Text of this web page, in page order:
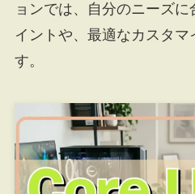
ョンでは、自分のニーズ
イントや、最適なカスタマ
す。